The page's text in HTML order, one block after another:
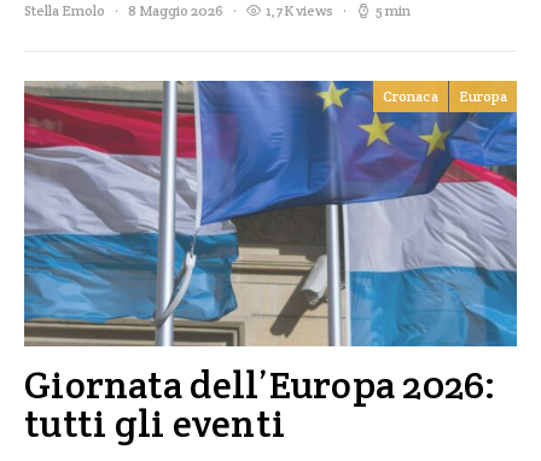
Stella Emolo 8 Maggio 2026 1,7K views 5 min
Cronaca Europa
Giornata dell’Europa 2026:
tutti gli eventi